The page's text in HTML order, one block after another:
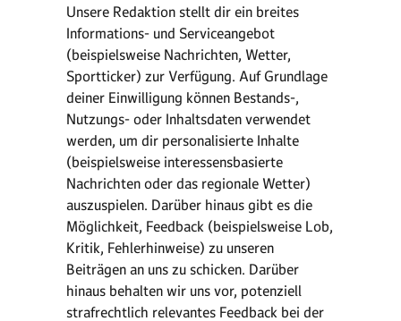
Unsere Redaktion stellt dir ein breites
Informations- und Serviceangebot
(beispielsweise Nachrichten, Wetter,
Sportticker) zur Verfügung. Auf Grundlage
deiner Einwilligung können Bestands-,
Nutzungs- oder Inhaltsdaten verwendet
werden, um dir personalisierte Inhalte
(beispielsweise interessensbasierte
Nachrichten oder das regionale Wetter)
auszuspielen. Darüber hinaus gibt es die
Möglichkeit, Feedback (beispielsweise Lob,
Kritik, Fehlerhinweise) zu unseren
Beiträgen an uns zu schicken. Darüber
hinaus behalten wir uns vor, potenziell
strafrechtlich relevantes Feedback bei der